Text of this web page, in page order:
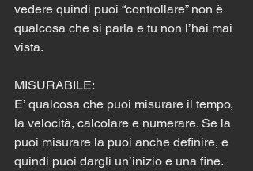
vedere quindi puoi “controllare” non è
qualcosa che si parla e tu non l’hai mai
vista.
MISURABILE:
E’ qualcosa che puoi misurare il tempo,
la velocità, calcolare e numerare. Se la
puoi misurare la puoi anche definire, e
quindi puoi dargli un’inizio e una fine.